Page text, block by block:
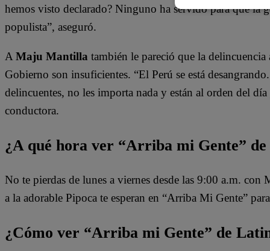
hemos visto declarado? Ninguno ha servido para que la
populista”, aseguró.
AMaju Mantilla también le pareció que la delincuencia
Gobierno son insuficientes. “El Perú se está
delincuentes, no les importa nada y están al orden del
conductora.
¿A qué hora ver “Arriba mi Gente”
No te pierdas de lunes a viernes desde las 9:00 a.m.
a la adorable Pipoca te esperan en “Arriba Mi Gente”
¿Cómo ver “Arriba mi Gente” de